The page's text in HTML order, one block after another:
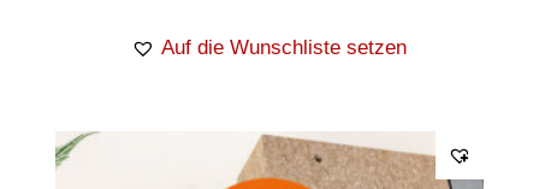
Auf die Wunschliste setzen